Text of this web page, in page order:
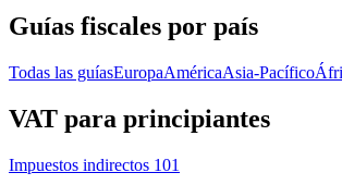
Guías fiscales por país
Todas las guíasEuropaAméricaAsia-Pacífico
VAT para principiantes
Impuestos indirectos 101